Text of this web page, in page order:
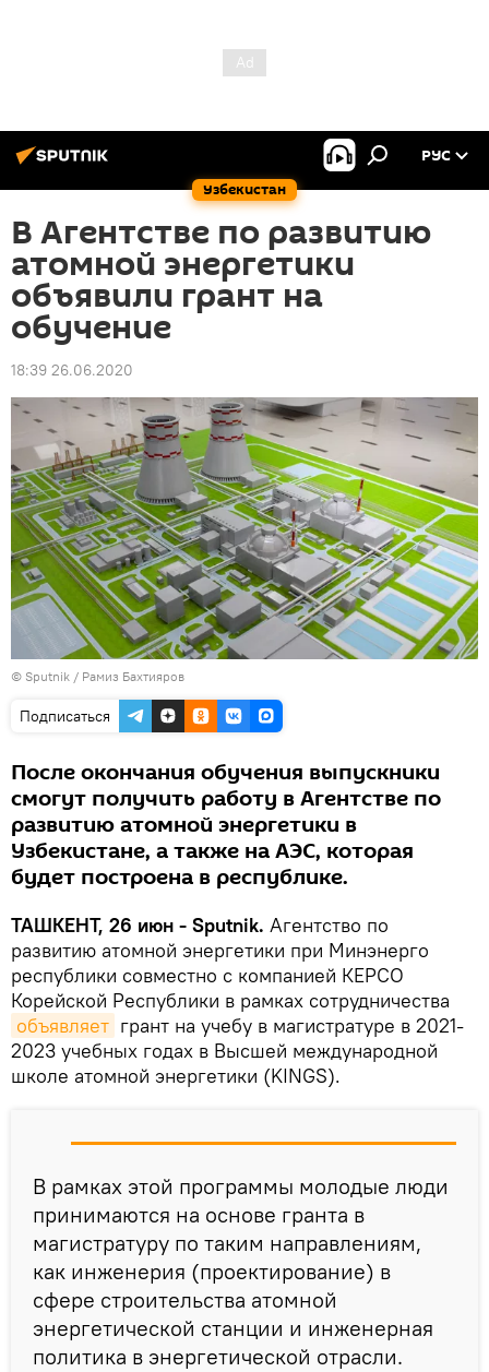
Узбекистан
РУС
В Агентстве по развитию
атомной энергетики
объявили грант на
обучение
18:39 26.06.2020
© Sputnik / Рамиз Бахтияров
Подписаться
После окончания обучения выпускники
смогут получить работу в Агентстве по
развитию атомной энергетики в
Узбекистане, а также на АЭС, которая
будет построена в республике.
ТАШКЕНТ, 26 июн - Sputnik. Агентство по
развитию атомной энергетики при Минэнерго
республики совместно с компанией КЕРСО
Корейской Республики в рамках сотрудничества
объявляет грант на учебу в магистратуре в 2021-
2023 учебных годах в Высшей международной
школе атомной энергетики (KINGS).
В рамках этой программы молодые люди
принимаются на основе гранта в
магистратуру по таким направлениям,
как инженерия (проектирование) в
сфере строительства атомной
энергетической станции и инженерная
политика в энергетической отрасли.